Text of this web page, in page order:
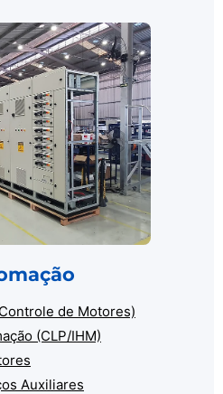
de Motores)
(CLP/IHM)
Auxiliares